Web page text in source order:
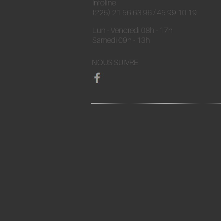
Infoline
(225) 21 56 63 96 / 45 99 10 19
Lun - Vendredi 08h - 17h
Samedi 09h - 13h
NOUS SUIVRE